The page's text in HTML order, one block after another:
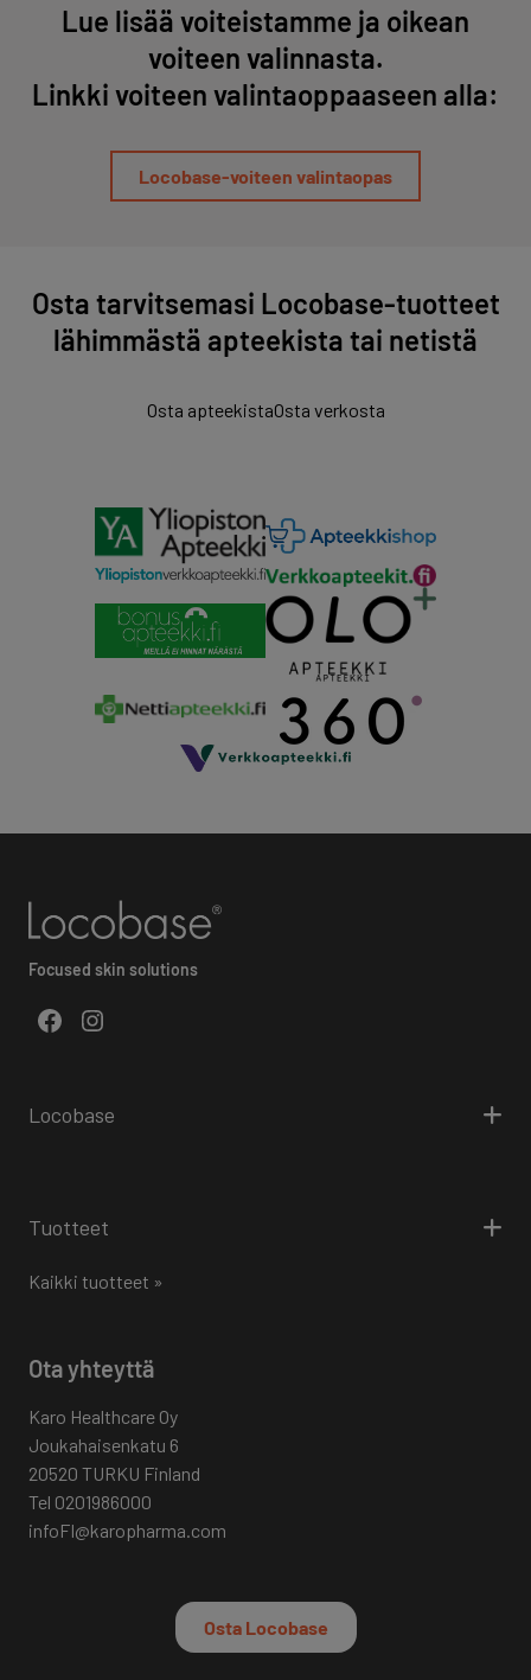
Lue lisää voiteistamme ja oikean
voiteen valinnasta.
Linkki voiteen valintaoppaaseen alla:
Locobase-voiteen valintaopas
Osta tarvitsemasi Locobase-tuotteet
lähimmästä apteekista tai netistä
Osta apteekistaOsta verkosta
Focused skin solutions
Facebook
Instagram
Locobase
Tuotteet
Kaikki tuotteet »
Ota yhteyttä
Karo Healthcare Oy
Joukahaisenkatu 6
20520 TURKU Finland
Tel 0201986000
infoFI@karopharma.com
Osta Locobase